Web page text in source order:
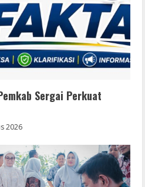
Sergai Perkuat
2026